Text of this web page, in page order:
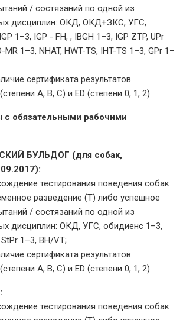
/ состязаний по одной из
дисциплин: ОКД, ОКД+ЗКС, УГС,
1–3, IGP - FH, , IBGH 1–3, IGP ZTP, UPr
MR 1–3, NHAT, HWT-TS, IHT-TS 1–3, GPr 1–
сертификата результатов
A, B, C) и ED (степени 0, 1, 2).
с обязательными рабочими
БУЛЬДОГ (для собак,
тестирования поведения собак
разведение (Т) либо успешное
/ состязаний по одной из
дисциплин: ОКД, УГС, обидиенс 1–3,
1–3, BH/VT;
сертификата результатов
A, B, C) и ED (степени 0, 1, 2).
тестирования поведения собак